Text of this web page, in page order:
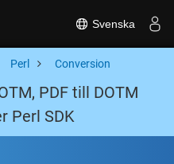
Svenska
Perl Conversion
PDF till DOTM
Perl SDK